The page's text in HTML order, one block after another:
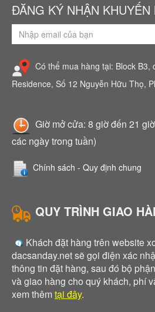
ĐĂNG KÝ NHẬN KHUYẾN
Có thể mua hàng tại: Block B3,
Residence, Số 12 Nguyễn Hữu Thọ,
Giờ mở cửa: 8 giờ đến 21
các ngày trong tuần)
Chính sách - Quy định chung
QUY TRÌNH GIAO
Khách đặt hàng trên website
dacsanday.net sẽ gọi điện xác
thông tin đặt hàng, sau đó bộ
và giao hàng cho quý khách, phí
xem thêm tại đây.